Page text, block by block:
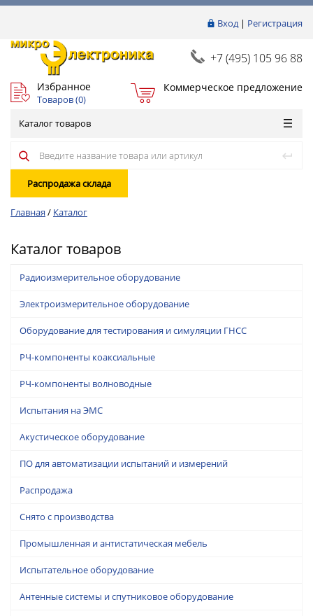
Вход| Регистрация
+7 (495) 105 96 88
Избранное
Товаров (0)
Коммерческое предложение
Каталог товаров
Распродажа склада
Главная / Каталог
Каталог товаров
Радиоизмерительное оборудование
Электроизмерительное оборудование
Оборудование для тестирования и симуляции ГНСС
РЧ-компоненты коаксиальные
РЧ-компоненты волноводные
Испытания на ЭМС
Акустическое оборудование
ПО для автоматизации испытаний и измерений
Распродажа
Снято с производства
Промышленная и антистатическая мебель
Испытательное оборудование
Антенные системы и спутниковое оборудование